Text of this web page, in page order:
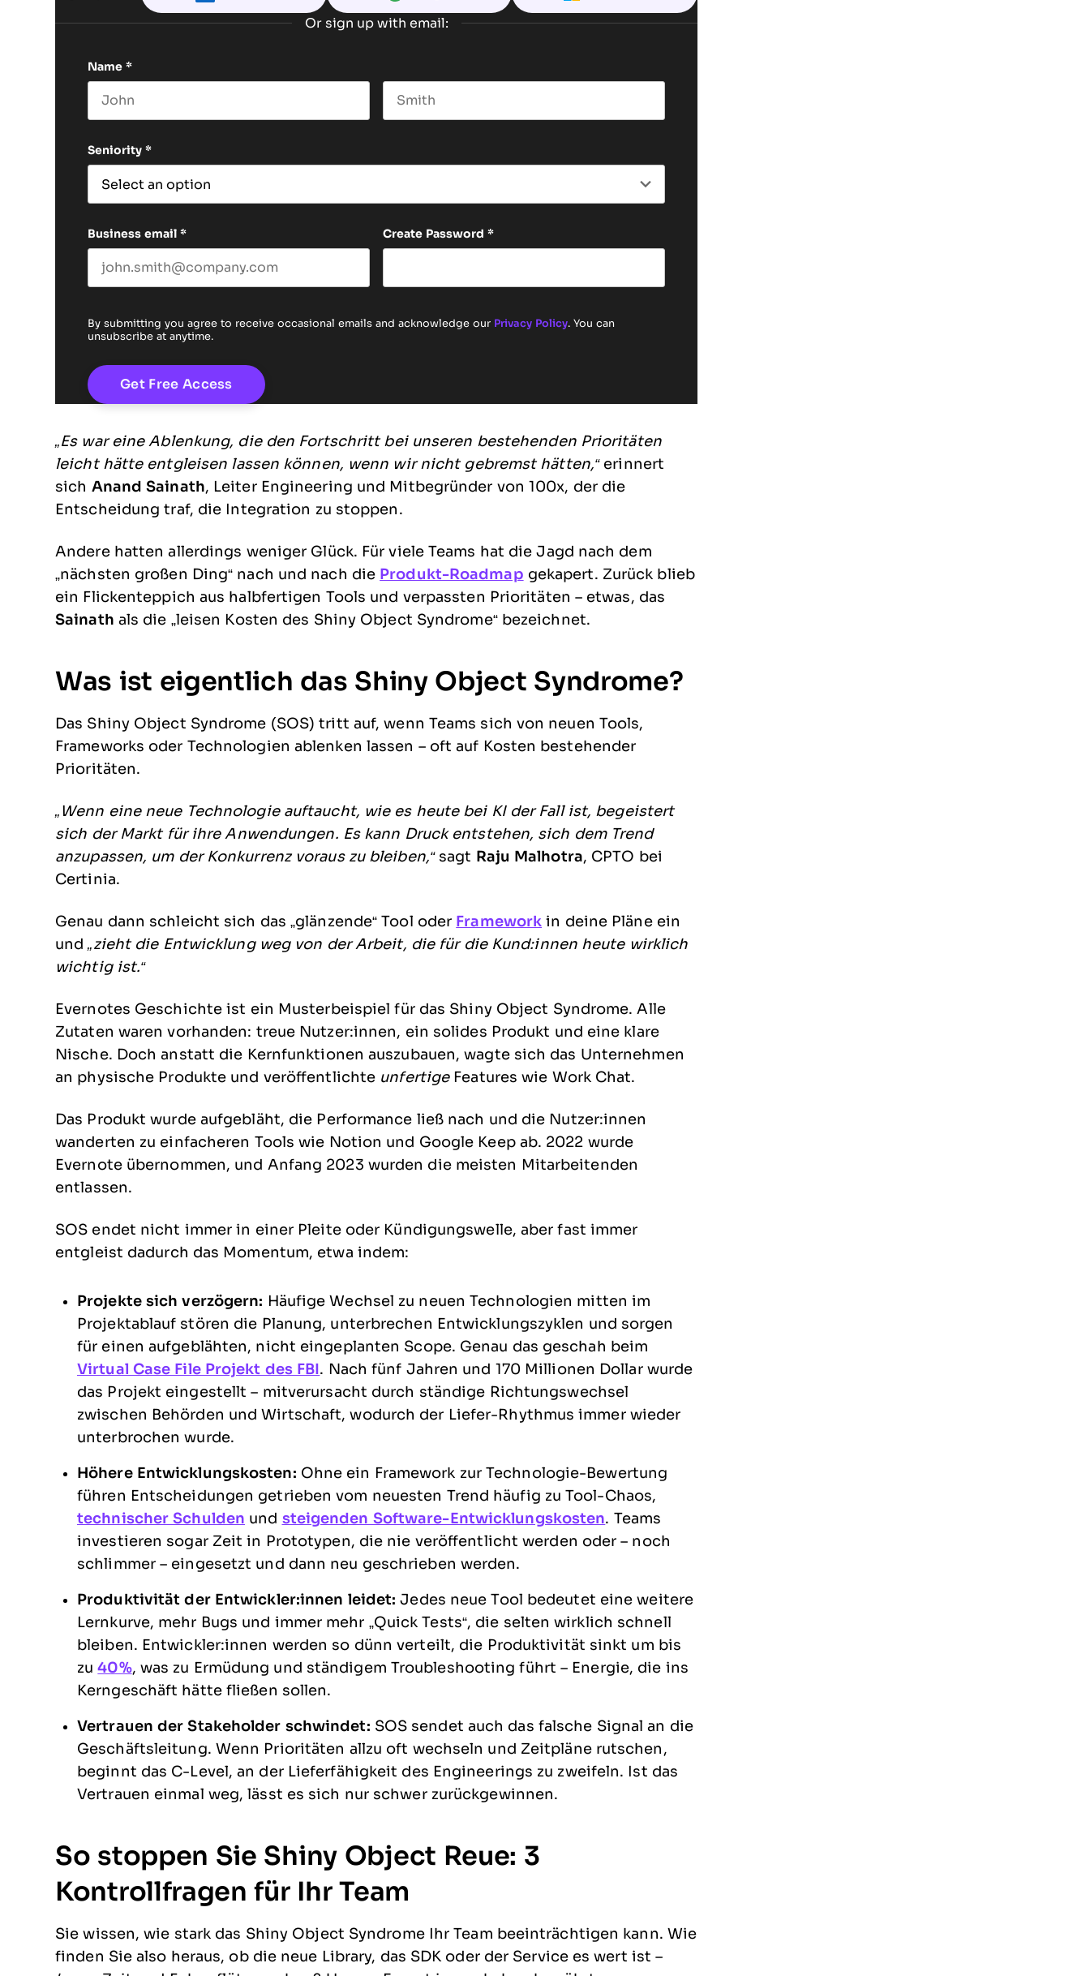
Or sign up with email:
Name *
Seniority *
Business email * Create Password *
By submitting you agree to receive occasional emails and acknowledge our Privacy Policy. You can
unsubscribe at anytime.
„Es war eine Ablenkung, die den Fortschritt bei unseren bestehenden Prioritäten
leicht hätte entgleisen lassen können, wenn wir nicht gebremst hätten,“erinnert
sich Anand Sainath, Leiter Engineering und Mitbegründer von 100x, der die
Entscheidung traf, die Integration zu stoppen.
Andere hatten allerdings weniger Glück. Für viele Teams hat die Jagd nach dem
„nächsten großen Ding“ nach und nach die Produkt-Roadmap gekapert. Zurück blieb
ein Flickenteppich aus halbfertigen Tools und verpassten Prioritäten – etwas, das
Sainath als die „leisen Kosten des Shiny Object Syndrome“ bezeichnet.
Was ist eigentlich das Shiny Object Syndrome?
Das Shiny Object Syndrome (SOS) tritt auf, wenn Teams sich von neuen Tools,
Frameworks oder Technologien ablenken lassen – oft auf Kosten bestehender
Prioritäten.
„Wenn eine neue Technologie auftaucht, wie es heute bei KI der Fall ist, begeistert
sich der Markt für ihre Anwendungen. Es kann Druck entstehen, sich dem Trend
anzupassen, um der Konkurrenz voraus zu bleiben,“sagt Raju Malhotra, CPTO bei
Certinia.
Genau dann schleicht sich das „glänzende“ Tool oder Framework in deine Pläne ein
und„zieht die Entwicklung weg von der Arbeit, die für die Kund:innen heute wirklich
wichtig ist.“
Evernotes Geschichte ist ein Musterbeispiel für das Shiny Object Syndrome. Alle
Zutaten waren vorhanden: treue Nutzer:innen, ein solides Produkt und eine klare
Nische. Doch anstatt die Kernfunktionen auszubauen, wagte sich das Unternehmen
an physische Produkte und veröffentlichte unfertigeFeatures wie Work Chat.
Das Produkt wurde aufgebläht, die Performance ließ nach und die Nutzer:innen
wanderten zu einfacheren Tools wie Notion und Google Keep ab. 2022 wurde
Evernote übernommen, und Anfang 2023 wurden die meisten Mitarbeitenden
entlassen.
SOS endet nicht immer in einer Pleite oder Kündigungswelle, aber fast immer
entgleist dadurch das Momentum, etwa indem:
Projekte sich verzögern: Häufige Wechsel zu neuen Technologien mitten im
Projektablauf stören die Planung, unterbrechen Entwicklungszyklen und sorgen
für einen aufgeblähten, nicht eingeplanten Scope. Genau das geschah beim
Virtual Case File Projekt des FBI . Nach fünf Jahren und 170 Millionen Dollar wurde
das Projekt eingestellt – mitverursacht durch ständige Richtungswechsel
zwischen Behörden und Wirtschaft, wodurch der Liefer-Rhythmus immer wieder
unterbrochen wurde.
Höhere Entwicklungskosten: Ohne ein Framework zur Technologie-Bewertung
führen Entscheidungen getrieben vom neuesten Trend häufig zu Tool-Chaos,
technischer Schulden und steigenden Software-Entwicklungskosten. Teams
investieren sogar Zeit in Prototypen, die nie veröffentlicht werden oder – noch
schlimmer – eingesetzt und dann neu geschrieben werden.
Produktivität der Entwickler:innen leidet: Jedes neue Tool bedeutet eine weitere
Lernkurve, mehr Bugs und immer mehr „Quick Tests“, die selten wirklich schnell
bleiben. Entwickler:innen werden so dünn verteilt, die Produktivität sinkt um bis
zu40%, was zu Ermüdung und ständigem Troubleshooting führt – Energie, die ins
Kerngeschäft hätte fließen sollen.
Vertrauen der Stakeholder schwindet: SOS sendet auch das falsche Signal an die
Geschäftsleitung. Wenn Prioritäten allzu oft wechseln und Zeitpläne rutschen,
beginnt das C-Level, an der Lieferfähigkeit des Engineerings zu zweifeln. Ist das
Vertrauen einmal weg, lässt es sich nur schwer zurückgewinnen.
So stoppen Sie Shiny Object Reue: 3
Kontrollfragen für Ihr Team
Sie wissen, wie stark das Shiny Object Syndrome Ihr Team beeinträchtigen kann. Wie
finden Sie also heraus, ob die neue Library, das SDK oder der Service es wert ist –